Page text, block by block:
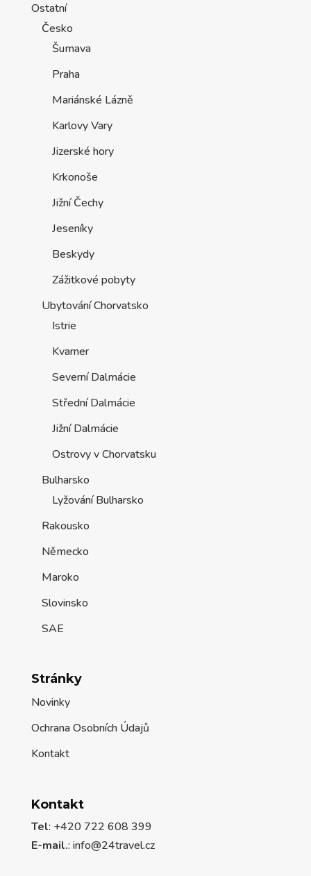
Ostatní
Česko
Šumava
Praha
Mariánské Lázně
Karlovy Vary
Jizerské hory
Krkonoše
Jižní Čechy
Jeseníky
Beskydy
Zážitkové pobyty
Ubytování Chorvatsko
Istrie
Kvarner
Severní Dalmácie
Střední Dalmácie
Jižní Dalmácie
Ostrovy v Chorvatsku
Bulharsko
Lyžování Bulharsko
Rakousko
Německo
Maroko
Slovinsko
SAE
Stránky
Novinky
Ochrana Osobních Údajů
Kontakt
Kontakt
Tel: +420 722 608 399
E-mail.: info@24travel.cz